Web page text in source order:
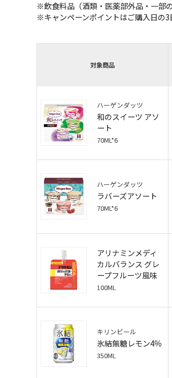
※飲食料品（酒類・医薬部外品・一部
※キャンペーンポイントはご購入日の3
対象商品
ハーゲンダッツ
和のスイーツ アソ
ート
70ML*6
ハーゲンダッツ
ラバーズアソート
70ML*6
アリナミンメディ
カルバランス グレ
ープフルーツ風味
100ML
キリンビール
氷結無糖レモン4％
350ML